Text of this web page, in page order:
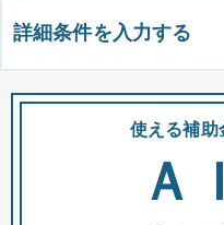
詳細条件を入力する
都道府県
全国の検索結果を
使える補助
Ａ